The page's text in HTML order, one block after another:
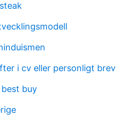
i cv eller personligt brev
buy